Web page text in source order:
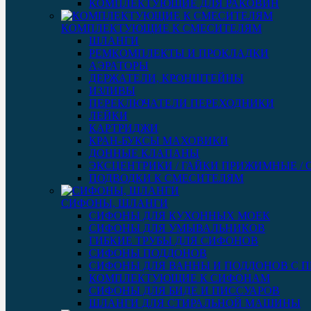
КОМПЛЕКТУЮЩИЕ ДЛЯ РАКОВИН
КОМПЛЕКТУЮЩИЕ К СМЕСИТЕЛЯМ
ШЛАНГИ
РЕМКОМПЛЕКТЫ И ПРОКЛАДКИ
АЭРАТОРЫ
ДЕРЖАТЕЛИ, КРОНШТЕЙНЫ
ИЗЛИВЫ
ПЕРЕКЛЮЧАТЕЛИ ПЕРЕХОДНИКИ
ЛЕЙКИ
КАРТРИДЖИ
КРАН-БУКСЫ МАХОВИКИ
ДОННЫЕ КЛАПАНЫ
ЭКСЦЕНТРИКИ / ГАЙКИ ПРИЖИМНЫЕ /
ПОДВОДКИ К СМЕСИТЕЛЯМ
СИФОНЫ, ШЛАНГИ
СИФОНЫ ДЛЯ КУХОННЫХ МОЕК
СИФОНЫ ДЛЯ УМЫВАЛЬНИКОВ
ГИБКИЕ ТРУБЫ ДЛЯ СИФОНОВ
СИФОНЫ ПОДДОНОВ
СИФОНЫ ДЛЯ ВАННЫ И ПОДДОНОВ С
КОМПЛЕКТУЮЩИЕ К СИФОНАМ
СИФОНЫ ДЛЯ БИДЕ И ПИССУАРОВ
ШЛАНГИ ДЛЯ СТИРАЛЬНОЙ МАШИНЫ